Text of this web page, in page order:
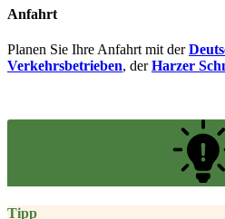
Anfahrt
Planen Sie Ihre Anfahrt mit der
Verkehrsbetrieben, derHarzer
Tipp